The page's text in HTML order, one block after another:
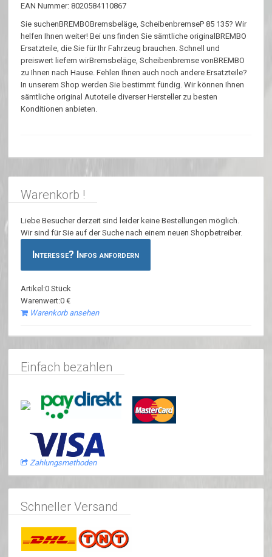
EAN Nummer: 8020584110867
Sie suchenBREMBOBremsbeläge, ScheibenbremseP 85 135? Wir
helfen Ihnen weiter! Bei uns finden Sie sämtliche originalBREMBO
Ersatzteile, die Sie für Ihr Fahrzeug brauchen. Schnell und
preiswert liefern wirBremsbeläge, Scheibenbremse vonBREMBO
zu Ihnen nach Hause. Fehlen Ihnen auch noch andere Ersatzteile?
In unserem Shop werden Sie bestimmt fündig. Wir können Ihnen
sämtliche original Autoteile diverser Hersteller zu besten
Konditionen anbieten.
Warenkorb !
Liebe Besucher derzeit sind leider keine Bestellungen möglich.
Wir sind für Sie auf der Suche nach einem neuen Shopbetreiber.
Interesse? Infos anfordern
Artikel:0 Stück
Warenwert:0 €
Warenkorb ansehen
Einfach bezahlen
Zahlungsmethoden
Schneller Versand